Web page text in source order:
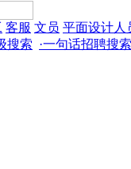
客服 文员 平面设计人
搜索 ·一句话招聘搜索